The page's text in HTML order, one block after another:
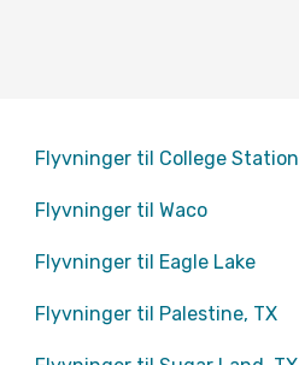
Flyvninger til College Station
Flyvninger til Waco
Flyvninger til Eagle Lake
Flyvninger til Palestine, TX